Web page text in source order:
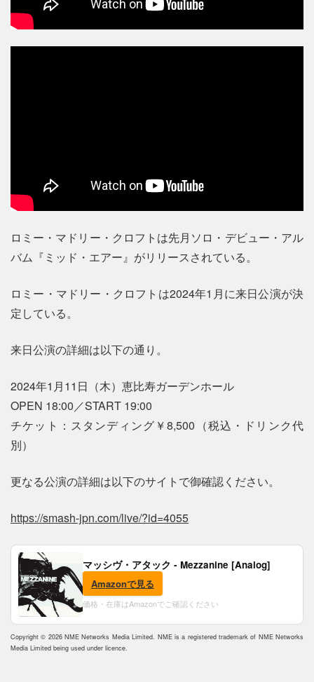
ロミー・マドリー・クロフトは先月ソロ・デビュー・アル
バム『ミッド・エアー』がリリースされている。
ロミー・マドリー・クロフトは2024年1月に来日公演が決
定している。
来日公演の詳細は以下の通り。
2024年1月11日（木）恵比寿ガーデンホール
OPEN 18:00／START 19:00
チケット：スタンディング￥8,500（税込・ドリンク代
別）
更なる公演の詳細は以下のサイトで御確認ください。
https://smash-jpn.com/live/?id=4055
マッシヴ・アタック - Mezzanine [Analog]
Amazonで見る
価格・在庫はAmazonでご確認ください
Copyright © 2026 NME Networks Media Limited. NME is a registered trademark of NME Networks
Media Limited being used under licence.